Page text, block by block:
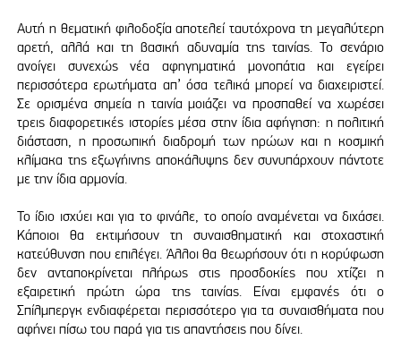
Αυτή η θεματική φιλοδοξία αποτελεί ταυτόχρονα τη μεγαλύτερη
αρετή, αλλά και τη βασική αδυναμία της ταινίας. Το σενάριο
ανοίγει συνεχώς νέα αφηγηματικά μονοπάτια και εγείρει
περισσότερα ερωτήματα απ’ όσα τελικά μπορεί να διαχειριστεί.
Σε ορισμένα σημεία η ταινία μοιάζει να προσπαθεί να χωρέσει
τρεις διαφορετικές ιστορίες μέσα στην ίδια αφήγηση: η πολιτική
διάσταση, η προσωπική διαδρομή των ηρώων και η κοσμική
κλίμακα της εξωγήινης αποκάλυψης δεν συνυπάρχουν πάντοτε
με την ίδια αρμονία.
Το ίδιο ισχύει και για το φινάλε, το οποίο αναμένεται να διχάσει.
Κάποιοι θα εκτιμήσουν τη συναισθηματική και στοχαστική
κατεύθυνση που επιλέγει. Άλλοι θα θεωρήσουν ότι η κορύφωση
δεν ανταποκρίνεται πλήρως στις προσδοκίες που χτίζει η
εξαιρετική πρώτη ώρα της ταινίας. Είναι εμφανές ότι ο
Σπίλμπεργκ ενδιαφέρεται περισσότερο για τα συναισθήματα που
αφήνει πίσω του παρά για τις απαντήσεις που δίνει.